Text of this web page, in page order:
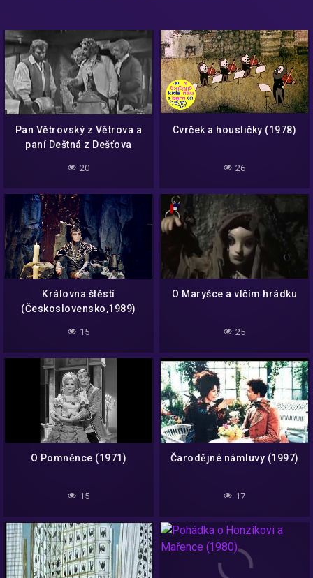
Pan Větrovský z Větrova a
paní Deštná z Dešťova
20
Cvrček a housličky (1978)
26
Královna štěstí
(Československo,1989)
15
O Maryšce a vlčím hrádku
25
O Pomněnce (1971)
15
Čarodějné námluvy (1997)
17